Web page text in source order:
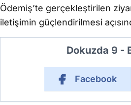
Ödemiş’te gerçekleştirilen
iletişimin güçlendirilmesi
Dokuzda 9 -
Facebook